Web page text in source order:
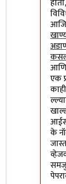
एक
के